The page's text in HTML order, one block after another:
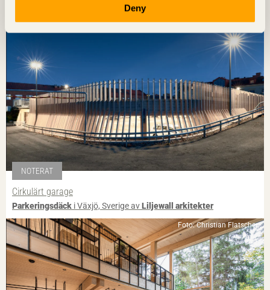
Deny
NOTERAT
Cirkulärt garage
Parkeringsdäck i Växjö, Sverige avLiljewall arkitekter
Foto: Christian Flatscher